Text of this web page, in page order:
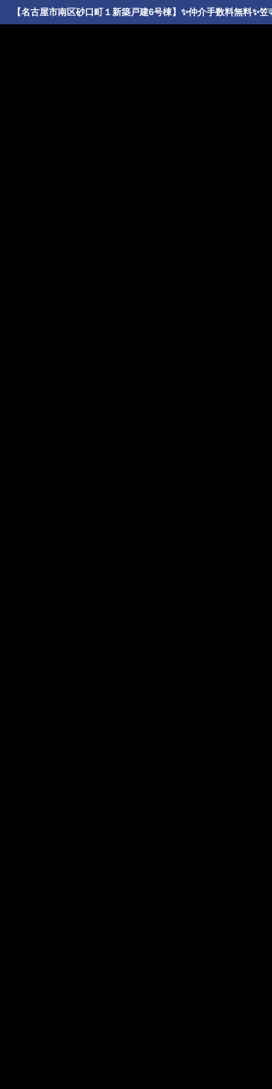
【名古屋市南区砂口町１新築戸建6号棟】✨️仲介手数料無料✨️